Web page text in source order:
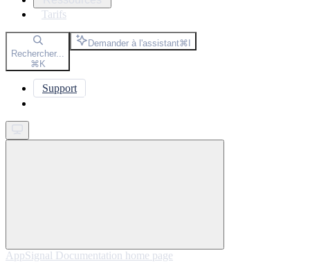
Tarifs
Rechercher...
⌘K
Demander à l'assistant⌘I
Support
AppSignal Documentation home page